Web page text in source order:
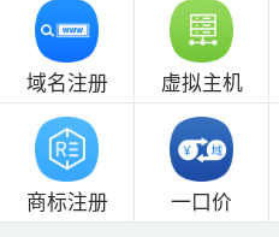
域名注册 虚拟主机
商标注册 一口价